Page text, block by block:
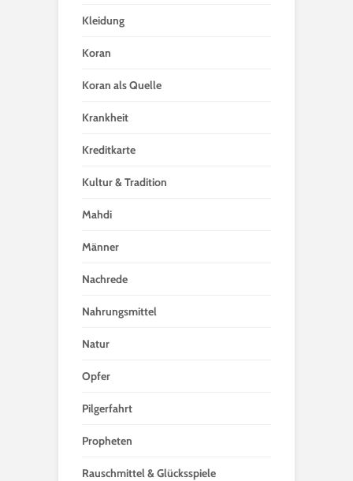
Kleidung
Koran
Koran als Quelle
Krankheit
Kreditkarte
Kultur & Tradition
Mahdi
Männer
Nachrede
Nahrungsmittel
Natur
Opfer
Pilgerfahrt
Propheten
Rauschmittel & Glücksspiele